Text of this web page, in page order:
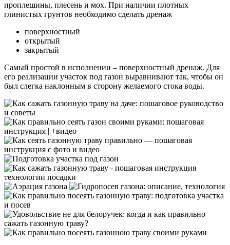
проплешины, плесень и мох. При наличии плотных
глинистых грунтов необходимо сделать дренаж
поверхностный
открытый
закрытый
Самый простой в исполнении – поверхностный дренаж. Для
его реализации участок под газон выравнивают так, чтобы он
был слегка наклонным в сторону желаемого стока воды.